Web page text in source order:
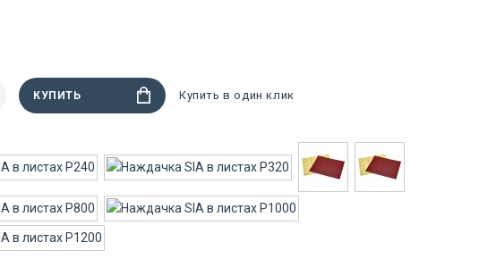
КУПИТЬ Купить в один клик